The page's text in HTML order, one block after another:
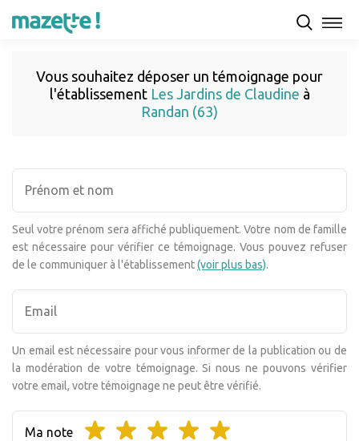
Vous souhaitez déposer un témoignage pour
l'établissement Les Jardins de Claudine à
Randan (63)
Seul votre prénom sera affiché publiquement. Votre nom de famille
est nécessaire pour vérifier ce témoignage. Vous pouvez refuser
de le communiquer à l'établissement(voir plus bas).
Un email est nécessaire pour vous informer de la publication ou de
la modération de votre témoignage. Si nous ne pouvons vérifier
votre email, votre témoignage ne peut être vérifié.
Ma note